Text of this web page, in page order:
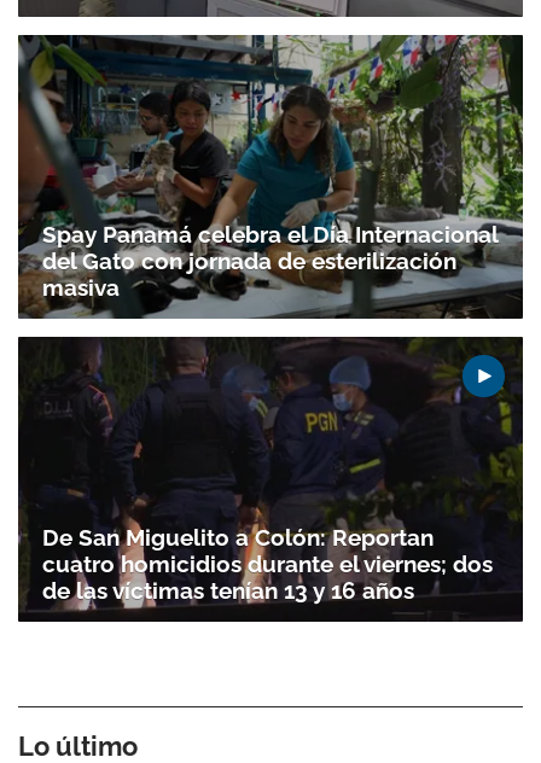
Spay Panamá celebra el Día Internacional
del Gato con jornada de esterilización
masiva
De San Miguelito a Colón: Reportan
cuatro homicidios durante el viernes; dos
de las víctimas tenían 13 y 16 años
Lo último